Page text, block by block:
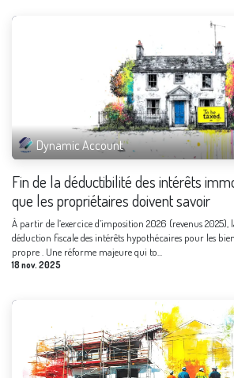
Dynamic Account
Fin de la déductibilité des intérêts
que les propriétaires doivent savoir
À partir de l’exercice d’imposition 2026 (revenus
déduction fiscale des intérêts hypothécaires pour les
propre . Une réforme majeure qui to...
18 nov. 2025